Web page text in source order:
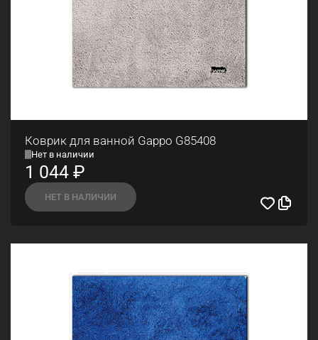
Коврик для ванной Gappo G85408
Нет в наличии
1 044₽
НЕТ В НАЛИЧИИ